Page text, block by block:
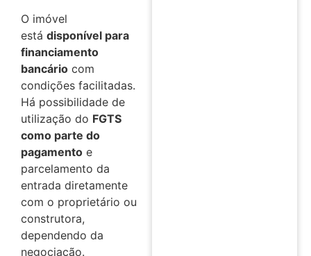
O imóvel
está disponível para
financiamento
bancário com
condições facilitadas.
Há possibilidade de
utilização do FGTS
como parte do
pagamento e
parcelamento da
entrada diretamente
com o proprietário ou
construtora,
dependendo da
negociação.